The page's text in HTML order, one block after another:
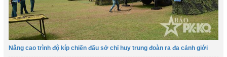
Nâng cao trình độ kíp chiến đấu sở chỉ huy trung đoàn ra đa cảnh giới